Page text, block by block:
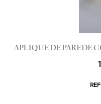
APLIQUE DE PAREDE
REF